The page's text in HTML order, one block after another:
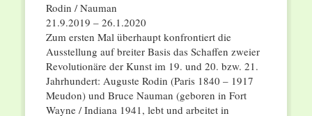
Rodin / Nauman
21.9.2019 – 26.1.2020
Zum ersten Mal überhaupt konfrontiert die
Ausstellung auf breiter Basis das Schaffen zweier
Revolutionäre der Kunst im 19. und 20. bzw. 21.
Jahrhundert: Auguste Rodin (Paris 1840 – 1917
Meudon) und Bruce Nauman (geboren in Fort
Wayne / Indiana 1941, lebt und arbeitet in